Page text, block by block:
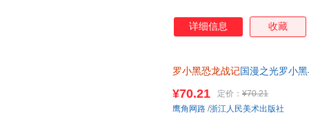
详细信息 收藏
罗小黑恐龙战记 国漫之光罗小
¥70.21 定价： ¥70.21
鹰角网路 /浙江人民美术出版社